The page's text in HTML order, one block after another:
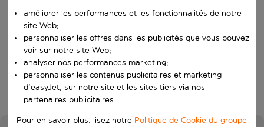
Choisissez une date de départ et une date de retour.
Qui
Rechercher
améliorer les performances et les fonctionnalités de notre
site Web;
personnaliser les offres dans les publicités que vous pouvez
voir sur notre site Web;
analyser nos performances marketing;
personnaliser les contenus publicitaires et marketing
d'easyJet, sur notre site et les sites tiers via nos
partenaires publicitaires.
Pour en savoir plus, lisez notre Politique de Cookie du groupe